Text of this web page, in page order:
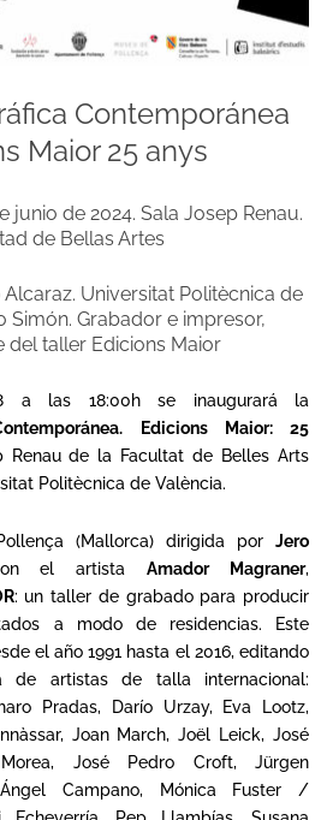
Contemporánea
Maior 25 anys
junio de 2024. Sala Josep Renau.
de Bellas Artes
Universitat Politècnica de
Simón. Grabador e impresor,
del taller Edicions Maior
a las 18:00h se inaugurará la
Edicions Maior: 25
Renau de la Facultat de Belles Arts
Politècnica de València.
(Mallorca) dirigida por Jero
el artistaAmador Magraner,
: un taller de grabado para producir
a modo de residencias. Este
el año 1991 hasta el 2016, editando
de artistas de talla internacional:
Pradas, Darío Urzay, Eva Lootz,
Joan March, Joël Leick, José
José Pedro Croft, Jürgen
Ángel Campano, Mónica Fuster /